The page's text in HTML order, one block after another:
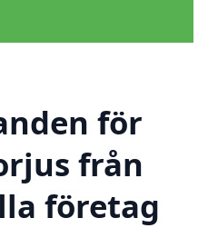
för
från
företag